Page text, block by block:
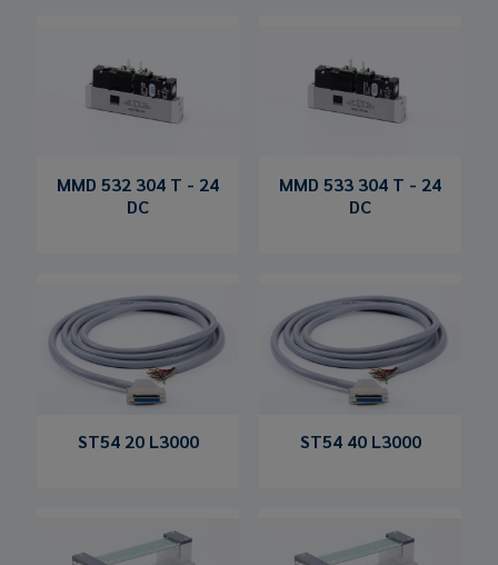
MMD 532 304 T - 24
DC
MMD 533 304 T - 24
DC
ST54 20 L3000 ST54 40 L3000